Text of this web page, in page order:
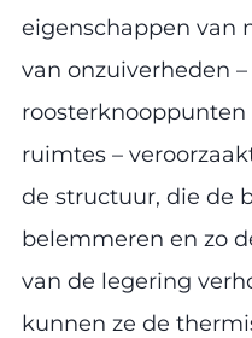
eigenschappen van
van onzuiverheden
ruimtes –
de structuur, die de
belemmeren en zo
van de legering
kunnen ze de